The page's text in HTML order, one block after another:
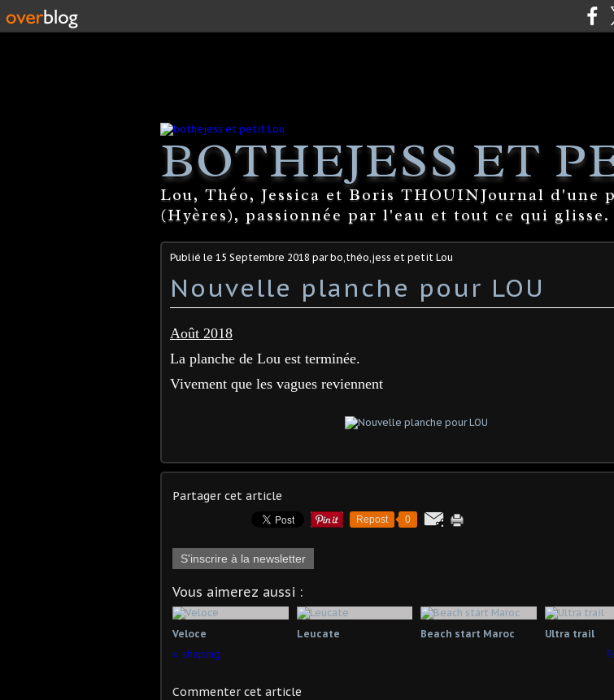
BOTHEJESS ET
Lou, Théo, Jessica et Boris THOUINJournal d'une
(Hyères), passionnée par l'eau et tout ce qui glisse.
Publié le 15 Septembre 2018 par bo,théo,jess et petit Lou
Nouvelle planche pour LOU
Août 2018
La planche de Lou est terminée.
Vivement que les vagues reviennent
Partager cet article
Repost 0
S'inscrire à la newsletter
Vous aimerez aussi :
Veloce Leucate Beach start Maroc
Ultra trail
shaping
Commenter cet article